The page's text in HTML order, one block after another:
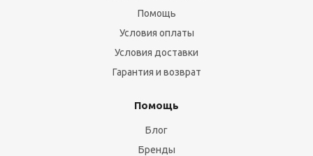
Помощь
Условия оплаты
Условия доставки
Гарантия и возврат
Помощь
Блог
Бренды